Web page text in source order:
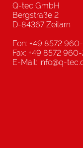
Q-tec GmbH
Bergstraße 2
D-84367 Zeilarn
Fon: +49 8572
Fax: +49 8572
E-Mail: info@q-